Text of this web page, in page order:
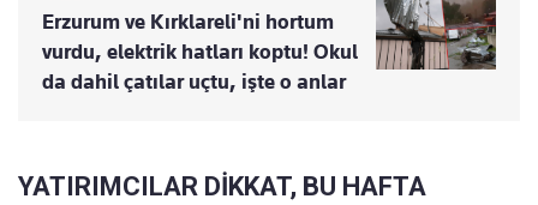
Erzurum ve Kırklareli'ni hortum
vurdu, elektrik hatları koptu! Okul
da dahil çatılar uçtu, işte o anlar
YATIRIMCILAR DİKKAT, BU HAFTA